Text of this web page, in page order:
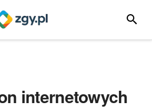
internetowych